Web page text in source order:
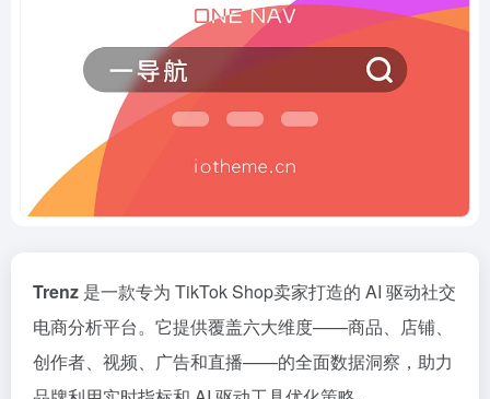
Trenz 是一款专为 TikTok Shop卖家打造的 AI 驱动社交
电商分析平台。它提供覆盖六大维度——商品、店铺、
创作者、视频、广告和直播——的全面数据洞察，助力